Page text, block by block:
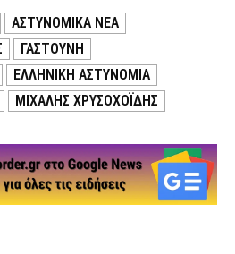
ΑΣΤΥΝΟΜΙΚΑ ΝΕΑ
ΓΑΣΤΟΎΝΗ
ΕΛΛΗΝΙΚΗ ΑΣΤΥΝΟΜΙΑ
ΜΙΧΑΛΗΣ ΧΡΥΣΟΧΟΪΔΗΣ